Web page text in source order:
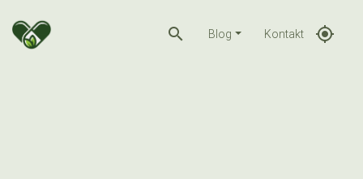
search Blog Kontakt gps_fixed